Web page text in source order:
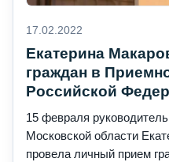
17.02.2022
Екатерина
граждан в
Российской
15 февраля
Московской области
провела личный прием